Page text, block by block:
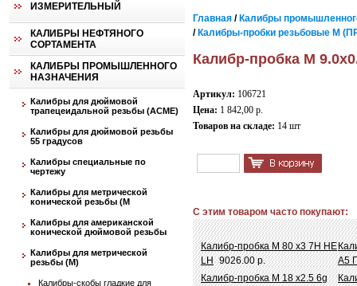
ИЗМЕРИТЕЛЬНЫЙ
КАЛИБРЫ НЕФТЯНОГО
СОРТАМЕНТА
КАЛИБРЫ ПРОМЫШЛЕННОГО
НАЗНАЧЕНИЯ
Калибры для дюймовой
трапецеидальной резьбы (АСМЕ)
Калибры для дюймовой резьбы
55 градусов
Калибры специальные по
чертежу
Калибры для метрической
конической резьбы (М
Калибры для американской
конической дюймовой резьбы
Калибры для метрической
резьбы (М)
Калибры-скобы гладкие для
Главная / Калибры
/ Калибры-пробки резьбовые М
Калибр-пробка М
Артикул: 106721
Цена: 1 842,00 р.
Товаров на складе: 14 шт
С этим товаром часто покупают:
Калибр-пробка М 80 х3 7Н НЕ
LH 9026.00 р.
A5
Калибр-пробка М 18 х2.5 6g